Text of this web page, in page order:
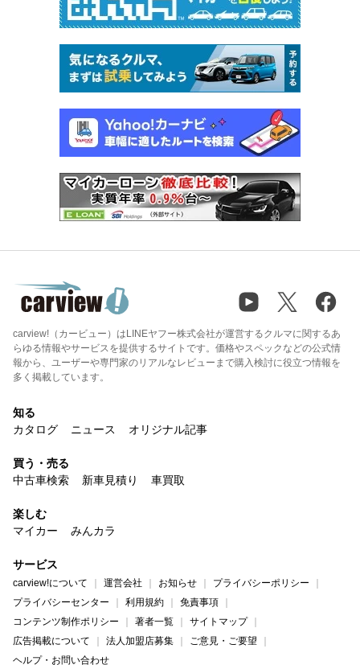
carview!（カービュー）はLINEヤフー株式会社が運営するクルマに関するあ
らゆる情報やサービスを提供するサイトです。価格やスペックなどの公式情
報から、ユーザーや専門家のリアルなレビューまで購入検討に役立つ情報を
多く掲載しています。
知る
カタログ
ニュース オリジナル記事
買う・売る
中古車検索
新車見積り 車買取
楽しむ
マイカー
みんカラ
サービス
carview!について 運営会社 お知らせ
プライバシーポリシー
プライバシーセンター
利用規約
免責事項
コンテンツ制作ポリシー
著者一覧
サイトマップ
広告掲載について
法人加盟店募集
ご意見・ご要望
ヘルプ・お問い合わせ